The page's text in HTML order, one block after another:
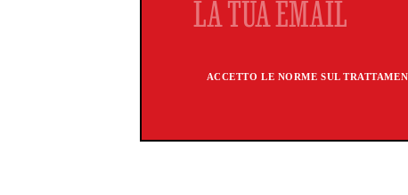
ACCETTO LE NORME SUL